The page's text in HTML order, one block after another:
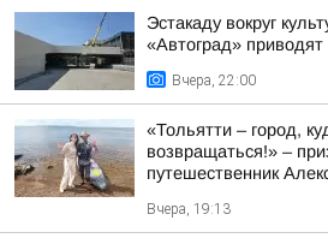
Эстакаду вокруг
«Автоград» приводят
Вчера, 22:00
«Тольятти – город,
возвращаться!» –
путешественник
Вчера, 19:13